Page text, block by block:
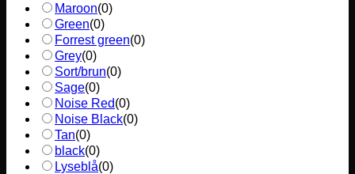
Maroon(0)
Green(0)
Forrest green(0)
Grey(0)
Sort/brun(0)
Sage(0)
Noise Red(0)
Noise Black(0)
Tan(0)
black(0)
Lyseblå(0)